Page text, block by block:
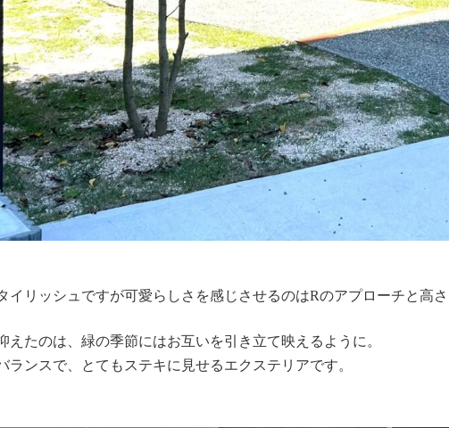
イリッシュですが可愛らしさを感じさせるのはRのアプローチと高
えたのは、緑の季節にはお互いを引き立て映えるように。
ランスで、とてもステキに見せるエクステリアです。